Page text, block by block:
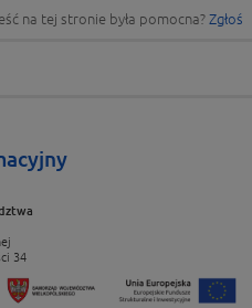
na tej stronie była pomocna? Zgłoś
34